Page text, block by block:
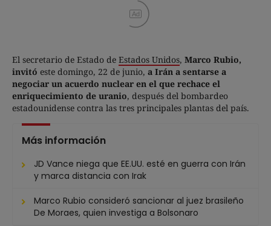
Ad
El secretario de Estado de Estados Unidos, Marco Rubio,
invitó este domingo, 22 de junio, a Irán a sentarse a
negociar un acuerdo nuclear en el que rechace el
enriquecimiento de uranio, después del bombardeo
estadounidense contra las tres principales plantas del país.
Más información
JD Vance niega que EE.UU. esté en guerra con Irán
y marca distancia con Irak
Marco Rubio consideró sancionar al juez brasileño
De Moraes, quien investiga a Bolsonaro